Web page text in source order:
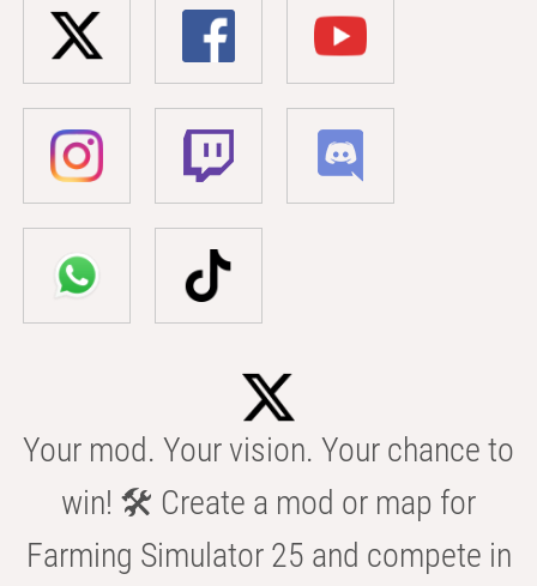
Your mod. Your vision. Your chance to
win! 🛠️ Create a mod or map for
Farming Simulator 25 and compete in